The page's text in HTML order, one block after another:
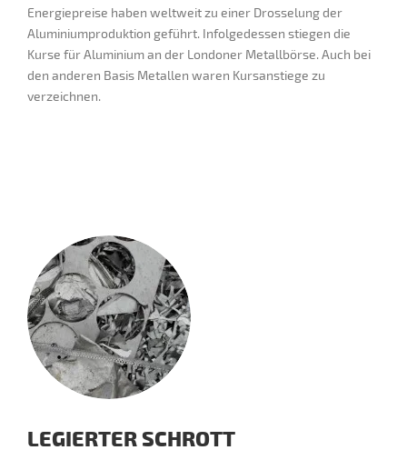
Energiepreise haben weltweit zu einer Drosselung der
Aluminiumproduktion geführt. Infolgedessen stiegen die
Kurse für Aluminium an der Londoner Metallbörse. Auch bei
den anderen Basis Metallen waren Kursanstiege zu
verzeichnen.
LEGIERTER SCHROTT